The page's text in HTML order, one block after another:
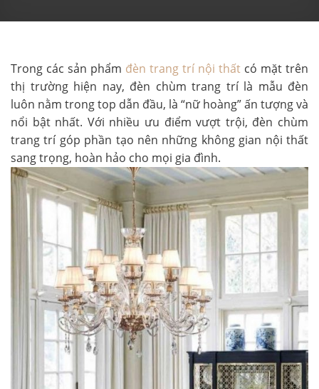
Trong các sản phẩm đèn trang trí nội thất có mặt trên
thị trường hiện nay, đèn chùm trang trí là mẫu đèn
luôn nằm trong top dẫn đầu, là “nữ hoàng” ấn tượng và
nổi bật nhất. Với nhiều ưu điểm vượt trội, đèn chùm
trang trí góp phần tạo nên những không gian nội thất
sang trọng, hoàn hảo cho mọi gia đình.